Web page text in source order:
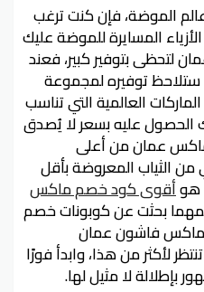
الموضة، فإن كنت ترغب
المسايرة للموضة عليك
لتحظى بتوفير كبير، فعند
توفيره لمجموعة
العالمية التي تناسب
الحصول عليه بسعر لا يُصدق
عمان من أعلى
الثياب المعروضة بأقل
هوأقوى كود خصم ماكس
بحثت عن كوبونات خصم
فاشون عمان
لأكثر من هذا، وابدأ فورًا
بإطلالة لا مثيل لها.